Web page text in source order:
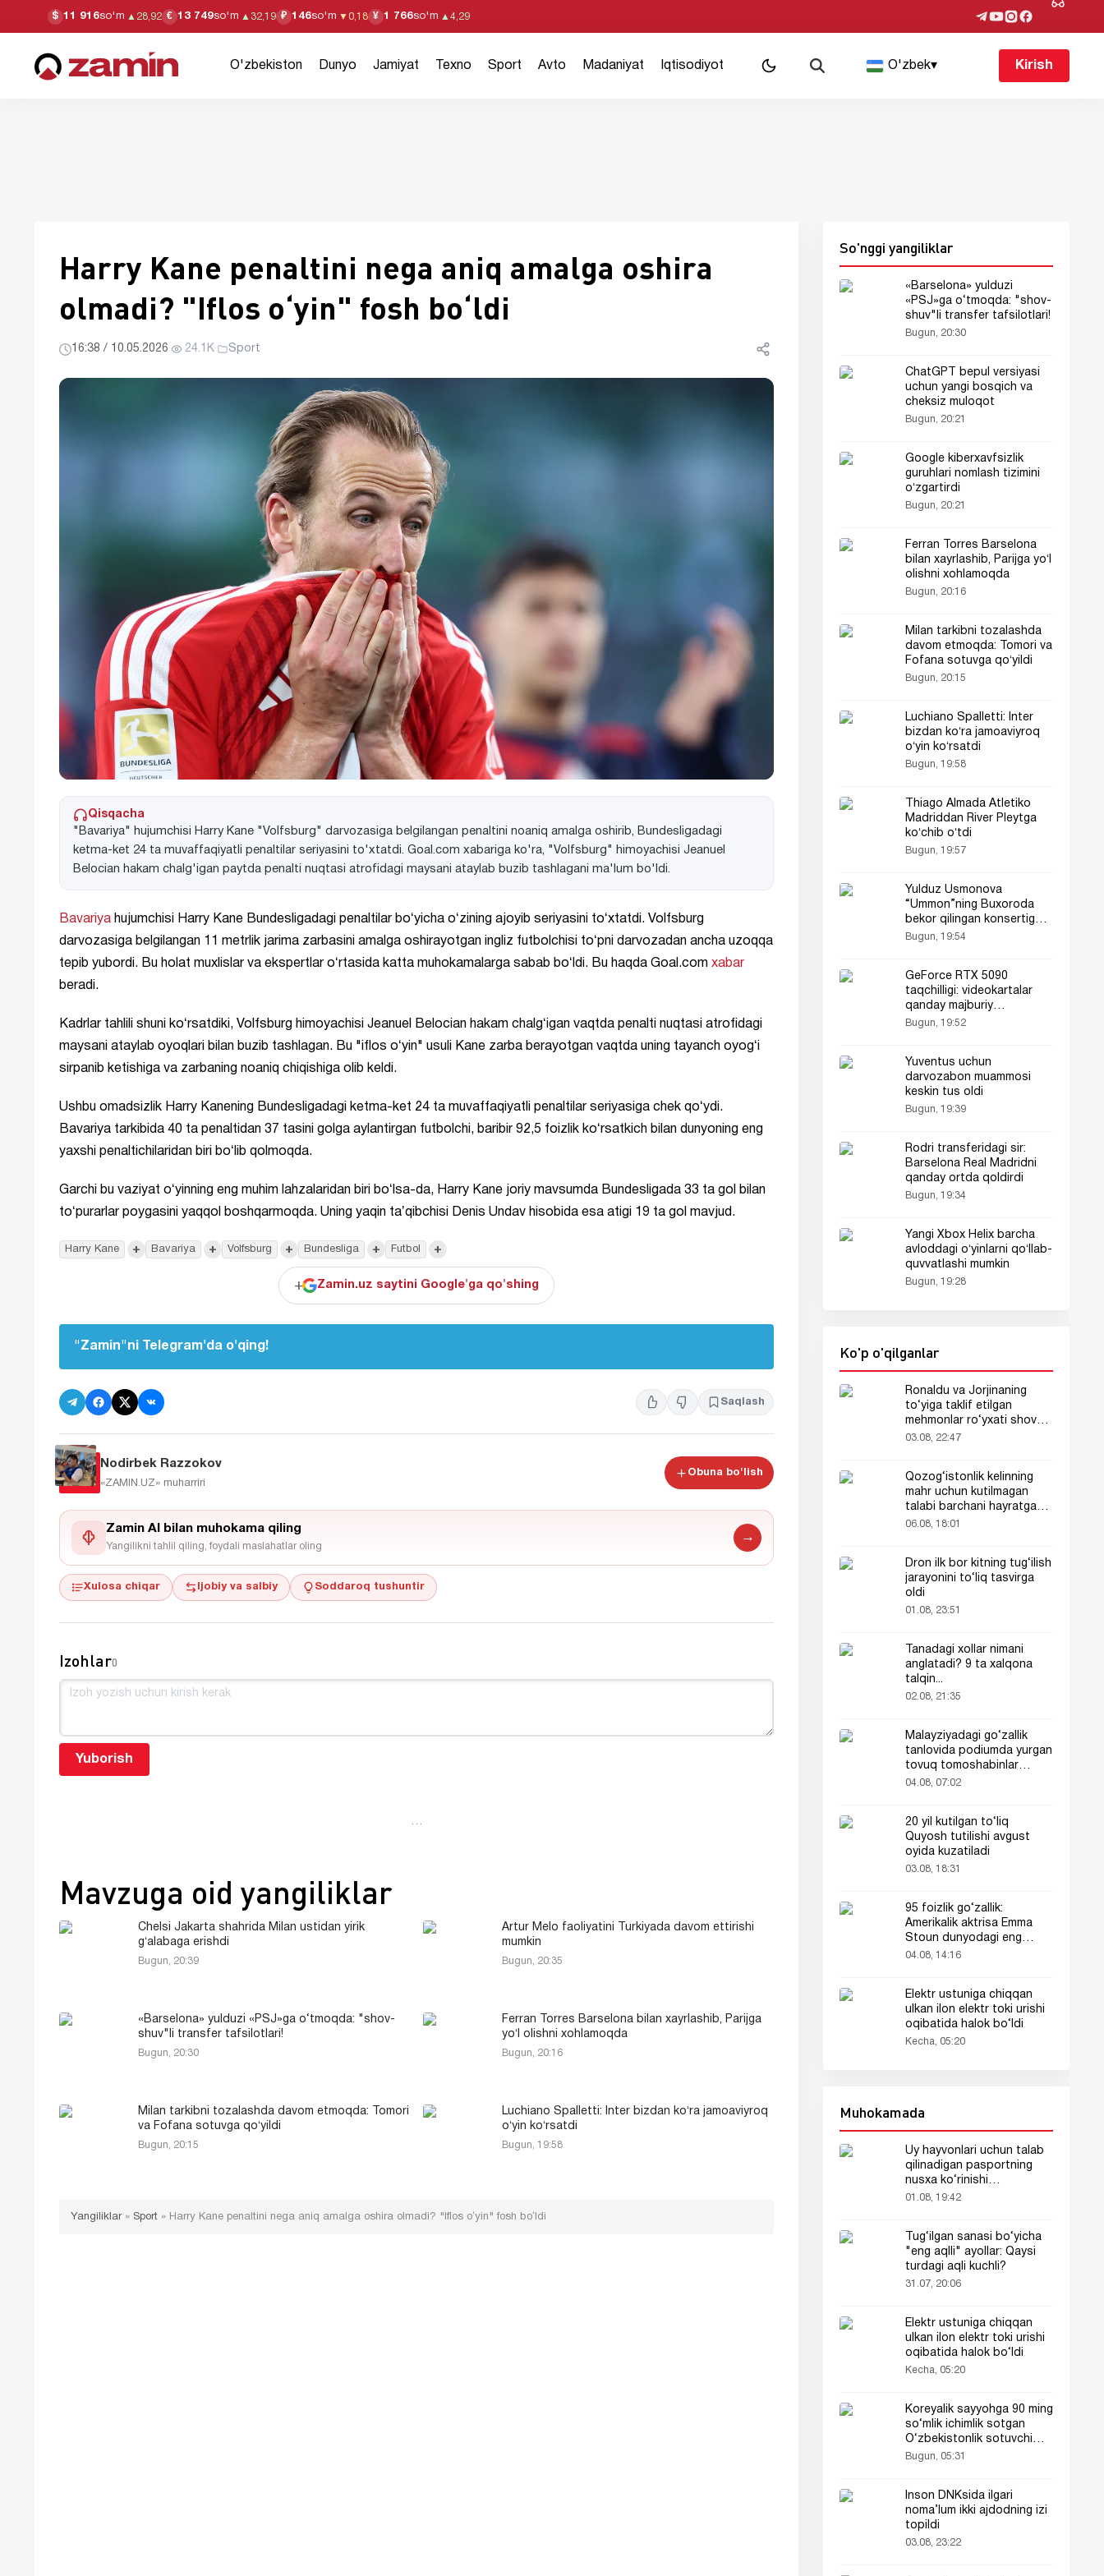
$ 11 916so'm ▲ 28,92 € 13 749so'm ▲ 32,19 ₽ 146so'm ▼ 0,18 ¥ 1 766so'm ▲ 4,29
O'zbekiston Dunyo Jamiyat Texno Sport Avto Madaniyat Iqtisodiyot O'zbek▾ Kirish
Harry Kane penaltini nega aniq amalga oshira
olmadi? "Iflos oʻyin" fosh boʻldi
16:38 / 10.05.2026· 24.1K· Sport
Qisqacha
"Bavariya" hujumchisi Harry Kane "Volfsburg" darvozasiga belgilangan penaltini noaniq amalga oshirib, Bundesligadagi
ketma-ket 24 ta muvaffaqiyatli penaltilar seriyasini to'xtatdi. Goal.com xabariga ko'ra, "Volfsburg" himoyachisi Jeanuel
Belocian hakam chalg'igan paytda penalti nuqtasi atrofidagi maysani ataylab buzib tashlagani ma'lum bo'ldi.
Bavariya hujumchisi Harry Kane Bundesligadagi penaltilar boʻyicha oʻzining ajoyib seriyasini toʻxtatdi. Volfsburg
darvozasiga belgilangan 11 metrlik jarima zarbasini amalga oshirayotgan ingliz futbolchisi toʻpni darvozadan ancha uzoqqa
tepib yubordi. Bu holat muxlislar va ekspertlar oʻrtasida katta muhokamalarga sabab boʻldi. Bu haqda Goal.com xabar
beradi.
Kadrlar tahlili shuni koʻrsatdiki, Volfsburg himoyachisi Jeanuel Belocian hakam chalgʻigan vaqtda penalti nuqtasi atrofidagi
maysani ataylab oyoqlari bilan buzib tashlagan. Bu "iflos oʻyin" usuli Kane zarba berayotgan vaqtda uning tayanch oyogʻi
sirpanib ketishiga va zarbaning noaniq chiqishiga olib keldi.
Ushbu omadsizlik Harry Kanening Bundesligadagi ketma-ket 24 ta muvaffaqiyatli penaltilar seriyasiga chek qoʻydi.
Bavariya tarkibida 40 ta penaltidan 37 tasini golga aylantirgan futbolchi, baribir 92,5 foizlik koʻrsatkich bilan dunyoning eng
yaxshi penaltichilaridan biri boʻlib qolmoqda.
Garchi bu vaziyat oʻyinning eng muhim lahzalaridan biri boʻlsa-da, Harry Kane joriy mavsumda Bundesligada 33 ta gol bilan
toʻpurarlar poygasini yaqqol boshqarmoqda. Uning yaqin taʼqibchisi Denis Undav hisobida esa atigi 19 ta gol mavjud.
Harry Kane + Bavariya + Volfsburg + Bundesliga + Futbol +
+ Zamin.uz saytini Google'ga qo'shing
"Zamin"ni Telegram'da o'qing!
Saqlash
Nodirbek Razzokov
«ZAMIN.UZ» muharriri
Obuna bo'lish
Zamin AI bilan muhokama qiling
Yangilikni tahlil qiling, foydali maslahatlar oling
→
Xulosa chiqar Ijobiy va salbiy Soddaroq tushuntir
Izohlar0
Yuborish
…
Mavzuga oid yangiliklar
Chelsi Jakarta shahrida Milan ustidan yirik
gʻalabaga erishdi
Bugun, 20:39
Artur Melo faoliyatini Turkiyada davom ettirishi
mumkin
Bugun, 20:35
«Barselona» yulduzi «PSJ»ga o‘tmoqda: "shov-
shuv"li transfer tafsilotlari!
Bugun, 20:30
Ferran Torres Barselona bilan xayrlashib, Parijga
yoʻl olishni xohlamoqda
Bugun, 20:16
Milan tarkibni tozalashda davom etmoqda: Tomori
va Fofana sotuvga qoʻyildi
Bugun, 20:15
Luchiano Spalletti: Inter bizdan koʻra jamoaviyroq
oʻyin koʻrsatdi
Bugun, 19:58
Yangiliklar» Sport » Harry Kane penaltini nega aniq amalga oshira olmadi? "Iflos oʻyin" fosh boʻldi
So'nggi yangiliklar
«Barselona» yulduzi
«PSJ»ga o‘tmoqda: "shov-
shuv"li transfer tafsilotlari!
Bugun, 20:30
ChatGPT bepul versiyasi
uchun yangi bosqich va
cheksiz muloqot
Bugun, 20:21
Google kiberxavfsizlik
guruhlari nomlash tizimini
oʻzgartirdi
Bugun, 20:21
Ferran Torres Barselona
bilan xayrlashib, Parijga yoʻl
olishni xohlamoqda
Bugun, 20:16
Milan tarkibni tozalashda
davom etmoqda: Tomori va
Fofana sotuvga qoʻyildi
Bugun, 20:15
Luchiano Spalletti: Inter
bizdan koʻra jamoaviyroq
oʻyin koʻrsatdi
Bugun, 19:58
Thiago Almada Atletiko
Madriddan River Pleytga
koʻchib oʻtdi
Bugun, 19:57
Yulduz Usmonova
“Ummon”ning Buxoroda
bekor qilingan konsertiga
o‘zining keskin fikrlarini
Bugun, 19:54
GeForce RTX 5090
taqchilligi: videokartalar
qanday majburiy
paketlarda sotilmoqda
Bugun, 19:52
Yuventus uchun
darvozabon muammosi
keskin tus oldi
Bugun, 19:39
Rodri transferidagi sir:
Barselona Real Madridni
qanday ortda qoldirdi
Bugun, 19:34
Yangi Xbox Helix barcha
avloddagi oʻyinlarni qoʻllab-
quvvatlashi mumkin
Bugun, 19:28
Ko'p o'qilganlar
Ronaldu va Jorjinaning
to‘yiga taklif etilgan
mehmonlar ro‘yxati shov-
shuvda
03.08, 22:47
Qozog‘istonlik kelinning
mahr uchun kutilmagan
talabi barchani hayratga
soldi
06.08, 18:01
Dron ilk bor kitning tug‘ilish
jarayonini to‘liq tasvirga
oldi
01.08, 23:51
Tanadagi xollar nimani
anglatadi? 9 ta xalqona
talqin...
02.08, 21:35
Malayziyadagi go‘zallik
tanlovida podiumda yurgan
tovuq tomoshabinlar
e’tiborini tortdi
04.08, 07:02
20 yil kutilgan to‘liq
Quyosh tutilishi avgust
oyida kuzatiladi
03.08, 18:31
95 foizlik go‘zallik:
Amerikalik aktrisa Emma
Stoun dunyodagi eng
go‘zal ayol deb topildi!
04.08, 14:16
Elektr ustuniga chiqqan
ulkan ilon elektr toki urishi
oqibatida halok bo‘ldi
Kecha, 05:20
Muhokamada
Uy hayvonlari uchun talab
qilinadigan pasportning
nusxa ko‘rinishi
tarmoqlarda tarqaldi
01.08, 19:42
Tug‘ilgan sanasi bo‘yicha
"eng aqlli" ayollar: Qaysi
turdagi aqli kuchli?
31.07, 20:06
Elektr ustuniga chiqqan
ulkan ilon elektr toki urishi
oqibatida halok bo‘ldi
Kecha, 05:20
Koreyalik sayyohga 90 ming
so‘mlik ichimlik sotgan
O‘zbekistonlik sotuvchi
Koreya televideniyasida
Bugun, 05:31
Inson DNKsida ilgari
noma’lum ikki ajdodning izi
topildi
03.08, 23:22